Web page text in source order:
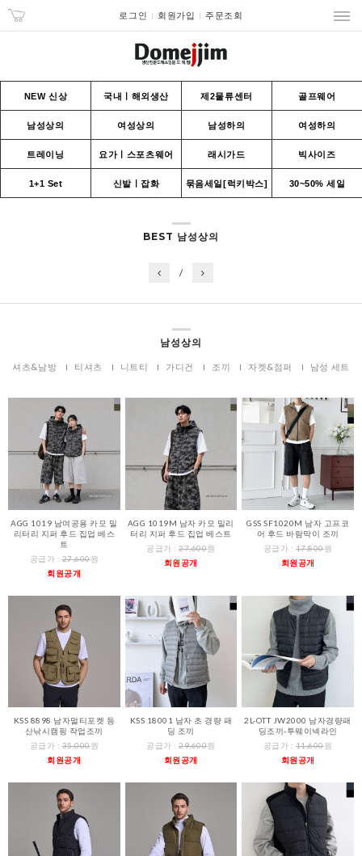
로그인 회원가입 주문조회
NEW 신상 국내ㅣ해외생산 제2물류센터 골프웨어
남성상의 여성상의 남성하의 여성하의
트레이닝 요가ㅣ스포츠웨어 래시가드 빅사이즈
1+1 Set 신발ㅣ잡화 묶음세일[럭키박스] 30~50% 세일
BEST 남성상의
/
남성상의
셔츠&남방 티셔츠 니트티 가디건 조끼 자켓&점퍼 남성 세트
AGG 1019 남여공용 카모 밀
리터리 지퍼 후드 집업 베스
트
공급가 :27,600원
회원공개
AGG 1019M 남자 카모 밀리
터리 지퍼 후드 집업 베스트
공급가 :27,600원
회원공개
GSS SF1020M 남자 고프코
어 후드 바람막이 조끼
공급가 : 17,800원
회원공개
KSS 8898 남자멀티포켓 등
산낚시캠핑 작업조끼
공급가 :35,000원
회원공개
KSS 18001 남자 초 경량 패
딩 조끼
공급가 :29,600원
회원공개
2L-OTT JW2000 남자경량패
딩조끼-투웨이넥라인
공급가 : 11,600원
회원공개